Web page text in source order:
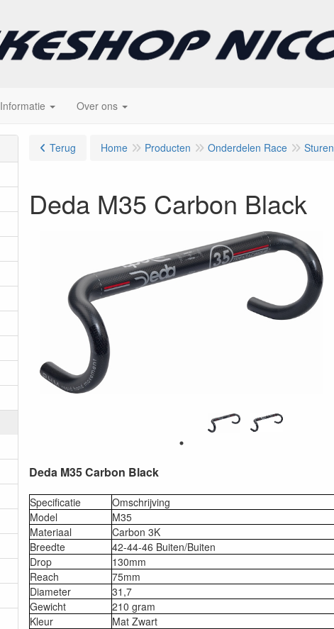
Informatie Over ons
Terug Home Producten Onderdelen Race Sturen
Deda M35 Carbon Black
Deda M35 Carbon Black
Specificatie
Omschrijving
Model
M35
Materiaal
Carbon 3K
Breedte
42-44-46 Buiten/Buiten
Drop
130mm
Reach
75mm
Diameter
31,7
Gewicht
210 gram
Kleur
Mat Zwart